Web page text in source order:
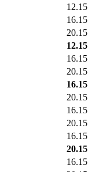
12.15
16.15
20.15
12.15
16.15
20.15
16.15
20.15
16.15
20.15
16.15
20.15
16.15